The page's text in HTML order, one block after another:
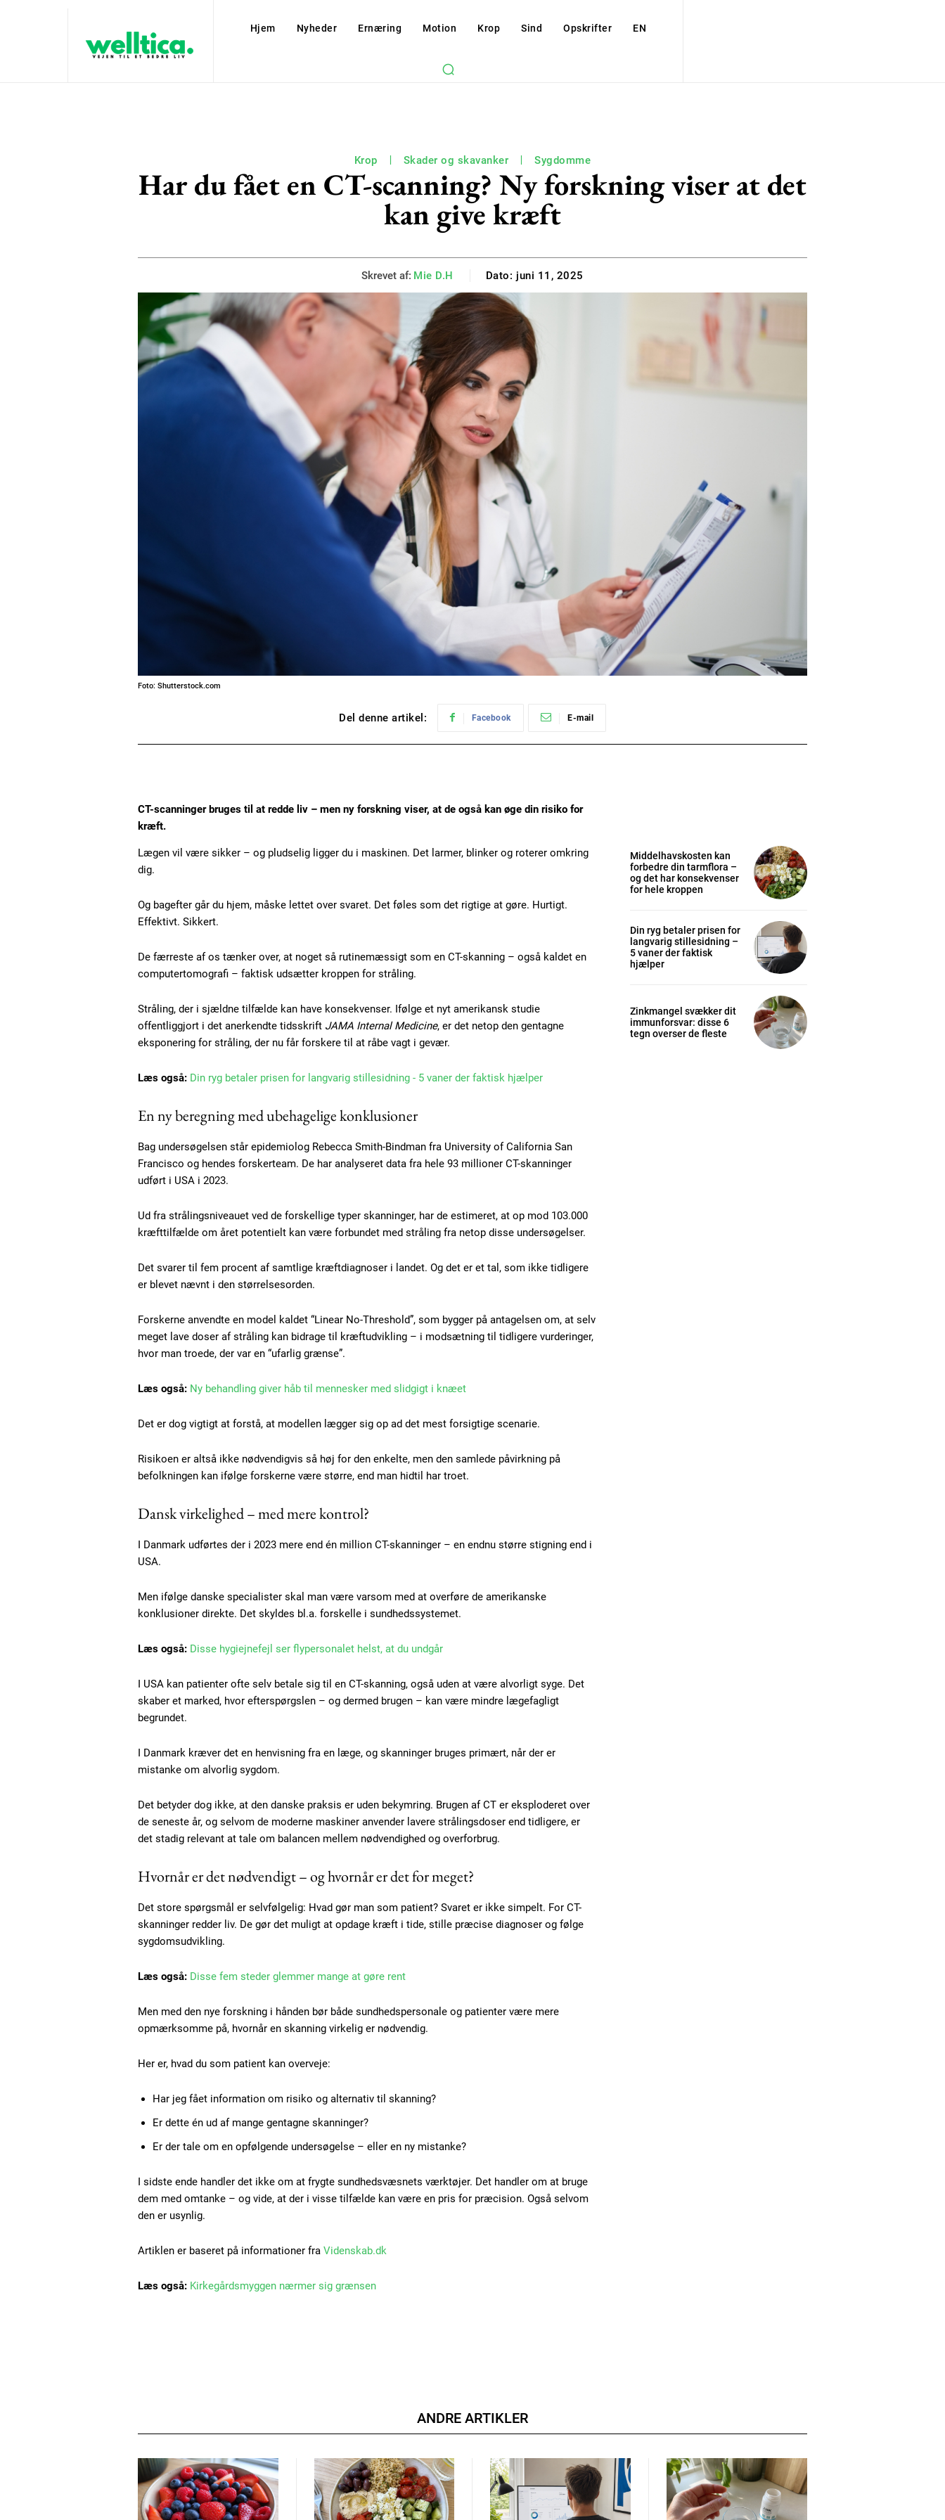
Free limited access
Gratis
Praesent euismod ac
Nullam eu erat condimentum
Orci varius natoque dolor
Orci varius natoque dolor
Hjem Nyheder Ernæring Motion Krop Sind Opskrifter EN
Krop Skader og skavanker Sygdomme
Har du fået en CT-scanning? Ny forskning viser at det
kan give kræft
Skrevet af: Mie D.H Dato: juni 11, 2025
Foto: Shutterstock.com
Del denne artikel: Facebook E-mail
CT-scanninger bruges til at redde liv – men ny forskning viser, at de også kan øge din risiko for
kræft.
Lægen vil være sikker – og pludselig ligger du i maskinen. Det larmer, blinker og roterer omkring
dig.
Og bagefter går du hjem, måske lettet over svaret. Det føles som det rigtige at gøre. Hurtigt.
Effektivt. Sikkert.
De færreste af os tænker over, at noget så rutinemæssigt som en CT-skanning – også kaldet en
computertomografi – faktisk udsætter kroppen for stråling.
Stråling, der i sjældne tilfælde kan have konsekvenser. Ifølge et nyt amerikansk studie
offentliggjort i det anerkendte tidsskrift JAMA Internal Medicine, er det netop den gentagne
eksponering for stråling, der nu får forskere til at råbe vagt i gevær.
Læs også: Din ryg betaler prisen for langvarig stillesidning - 5 vaner der faktisk hjælper
En ny beregning med ubehagelige konklusioner
Bag undersøgelsen står epidemiolog Rebecca Smith-Bindman fra University of California San
Francisco og hendes forskerteam. De har analyseret data fra hele 93 millioner CT-skanninger
udført i USA i 2023.
Ud fra strålingsniveauet ved de forskellige typer skanninger, har de estimeret, at op mod 103.000
kræfttilfælde om året potentielt kan være forbundet med stråling fra netop disse undersøgelser.
Det svarer til fem procent af samtlige kræftdiagnoser i landet. Og det er et tal, som ikke tidligere
er blevet nævnt i den størrelsesorden.
Forskerne anvendte en model kaldet “Linear No-Threshold”, som bygger på antagelsen om, at selv
meget lave doser af stråling kan bidrage til kræftudvikling – i modsætning til tidligere vurderinger,
hvor man troede, der var en “ufarlig grænse”.
Læs også: Ny behandling giver håb til mennesker med slidgigt i knæet
Det er dog vigtigt at forstå, at modellen lægger sig op ad det mest forsigtige scenarie.
Risikoen er altså ikke nødvendigvis så høj for den enkelte, men den samlede påvirkning på
befolkningen kan ifølge forskerne være større, end man hidtil har troet.
Dansk virkelighed – med mere kontrol?
I Danmark udførtes der i 2023 mere end én million CT-skanninger – en endnu større stigning end i
USA.
Men ifølge danske specialister skal man være varsom med at overføre de amerikanske
konklusioner direkte. Det skyldes bl.a. forskelle i sundhedssystemet.
Læs også: Disse hygiejnefejl ser flypersonalet helst, at du undgår
I USA kan patienter ofte selv betale sig til en CT-skanning, også uden at være alvorligt syge. Det
skaber et marked, hvor efterspørgslen – og dermed brugen – kan være mindre lægefagligt
begrundet.
I Danmark kræver det en henvisning fra en læge, og skanninger bruges primært, når der er
mistanke om alvorlig sygdom.
Det betyder dog ikke, at den danske praksis er uden bekymring. Brugen af CT er eksploderet over
de seneste år, og selvom de moderne maskiner anvender lavere strålingsdoser end tidligere, er
det stadig relevant at tale om balancen mellem nødvendighed og overforbrug.
Hvornår er det nødvendigt – og hvornår er det for meget?
Det store spørgsmål er selvfølgelig: Hvad gør man som patient? Svaret er ikke simpelt. For CT-
skanninger redder liv. De gør det muligt at opdage kræft i tide, stille præcise diagnoser og følge
sygdomsudvikling.
Læs også: Disse fem steder glemmer mange at gøre rent
Men med den nye forskning i hånden bør både sundhedspersonale og patienter være mere
opmærksomme på, hvornår en skanning virkelig er nødvendig.
Her er, hvad du som patient kan overveje:
Har jeg fået information om risiko og alternativ til skanning?
Er dette én ud af mange gentagne skanninger?
Er der tale om en opfølgende undersøgelse – eller en ny mistanke?
I sidste ende handler det ikke om at frygte sundhedsvæsnets værktøjer. Det handler om at bruge
dem med omtanke – og vide, at der i visse tilfælde kan være en pris for præcision. Også selvom
den er usynlig.
Artiklen er baseret på informationer fra Videnskab.dk
Læs også: Kirkegårdsmyggen nærmer sig grænsen
Middelhavskosten kan
forbedre din tarmflora –
og det har konsekvenser
for hele kroppen
Din ryg betaler prisen for
langvarig stillesidning –
5 vaner der faktisk
hjælper
Zinkmangel svækker dit
immunforsvar: disse 6
tegn overser de fleste
ANDRE ARTIKLER